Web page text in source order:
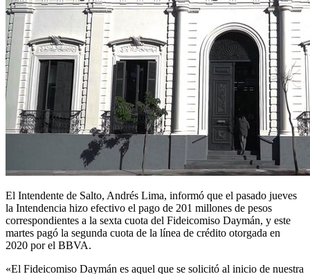
El Intendente de Salto, Andrés Lima, informó que el pasado jueves
la Intendencia hizo efectivo el pago de 201 millones de pesos
correspondientes a la sexta cuota del Fideicomiso Daymán, y este
martes pagó la segunda cuota de la línea de crédito otorgada en
2020 por el BBVA.
«El Fideicomiso Daymán es aquel que se solicitó al inicio de nuestra